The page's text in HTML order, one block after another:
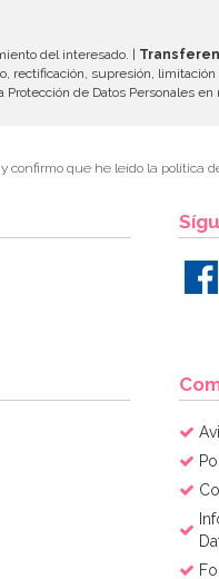
del interesado. |
rectificación, supresión,
de Datos Personales
que he leído la política